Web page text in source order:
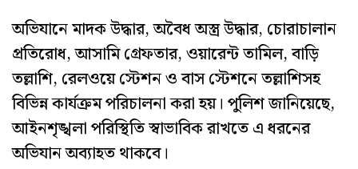
অভিযানে মাদক উদ্ধার, অবৈধ অস্ত্র উদ্ধার, চোরাচালান
প্রতিরোধ, আসামি গ্রেফতার, ওয়ারেন্ট তামিল, বাড়ি
তল্লাশি, রেলওয়ে স্টেশন ও বাস স্টেশনে তল্লাশিসহ
বিভিন্ন কার্যক্রম পরিচালনা করা হয়। পুলিশ জানিয়েছে,
আইনশৃঙ্খলা পরিস্থিতি স্বাভাবিক রাখতে এ ধরনের
অভিযান অব্যাহত থাকবে।